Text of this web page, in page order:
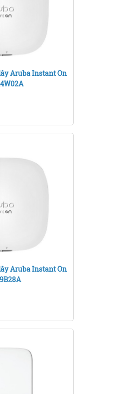
Aruba Instant On
Aruba Instant On